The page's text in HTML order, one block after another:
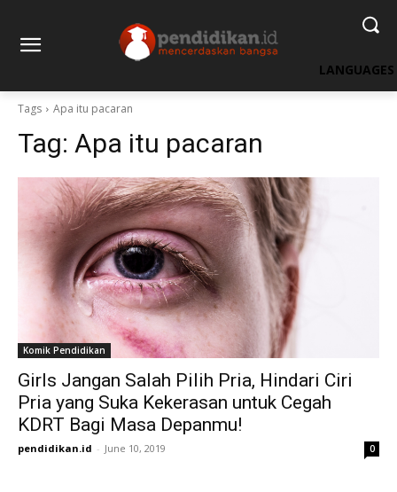
LANGUAGES
Tags Apa itu pacaran
Tag: Apa itu pacaran
Komik Pendidikan
Girls Jangan Salah Pilih Pria, Hindari Ciri
Pria yang Suka Kekerasan untuk Cegah
KDRT Bagi Masa Depanmu!
pendidikan.id - June 10, 2019 0